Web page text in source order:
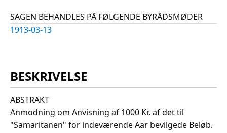
SAGEN BEHANDLES PÅ FØLGENDE BYRÅDSMØDER
1913-03-13
BESKRIVELSE
ABSTRAKT
Anmodning om Anvisning af 1000 Kr. af det til
"Samaritanen" for indeværende Aar bevilgede Beløb.